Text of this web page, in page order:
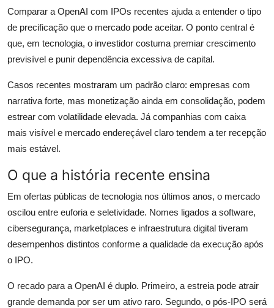
Comparar a OpenAI com IPOs recentes ajuda a entender o tipo
de precificação que o mercado pode aceitar. O ponto central é
que, em tecnologia, o investidor costuma premiar crescimento
previsível e punir dependência excessiva de capital.
Casos recentes mostraram um padrão claro: empresas com
narrativa forte, mas monetização ainda em consolidação, podem
estrear com volatilidade elevada. Já companhias com caixa
mais visível e mercado endereçável claro tendem a ter recepção
mais estável.
O que a história recente ensina
Em ofertas públicas de tecnologia nos últimos anos, o mercado
oscilou entre euforia e seletividade. Nomes ligados a software,
cibersegurança, marketplaces e infraestrutura digital tiveram
desempenhos distintos conforme a qualidade da execução após
o IPO.
O recado para a OpenAI é duplo. Primeiro, a estreia pode atrair
grande demanda por ser um ativo raro. Segundo, o pós-IPO será